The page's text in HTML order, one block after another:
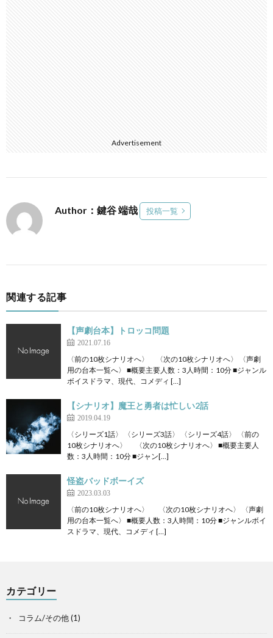
Advertisement
Author：鍵谷 端哉 投稿一覧
関連する記事
【声劇台本】トロッコ問題
2021.07.16
〈前の10枚シナリオへ〉 〈次の10枚シナリオへ〉 〈声劇
用の台本一覧へ〉 ■概要主要人数：3人時間：10分 ■ジャンル
ボイスドラマ、現代、コメディ […]
【シナリオ】魔王と勇者は忙しい2話
2019.04.19
〈シリーズ1話〉 〈シリーズ3話〉 〈シリーズ4話〉 〈前の
10枚シナリオへ〉 〈次の10枚シナリオへ〉 ■概要主要人
数：3人時間：10分 ■ジャン[…]
怪盗バッドボーイズ
2023.03.03
〈前の10枚シナリオへ〉 〈次の10枚シナリオへ〉 〈声劇
用の台本一覧へ〉 ■概要人数：3人時間：10分 ■ジャンルボイ
スドラマ、現代、コメディ […]
カテゴリー
コラム/その他(1)